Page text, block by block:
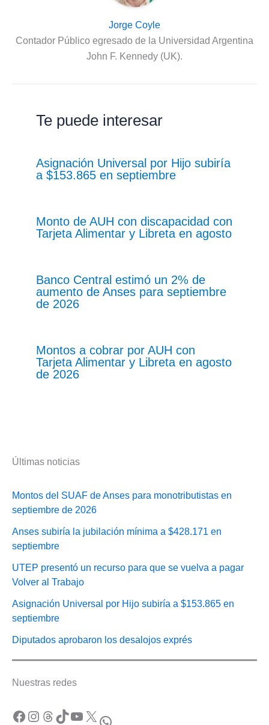
Jorge Coyle
Contador Público egresado de la Universidad Argentina
John F. Kennedy (UK).
Te puede interesar
Asignación Universal por Hijo subiría
a $153.865 en septiembre
Monto de AUH con discapacidad con
Tarjeta Alimentar y Libreta en agosto
Banco Central estimó un 2% de
aumento de Anses para septiembre
de 2026
Montos a cobrar por AUH con
Tarjeta Alimentar y Libreta en agosto
de 2026
Últimas noticias
Montos del SUAF de Anses para monotributistas en
septiembre de 2026
Anses subiría la jubilación mínima a $428.171 en
septiembre
UTEP presentó un recurso para que se vuelva a pagar
Volver al Trabajo
Asignación Universal por Hijo subiría a $153.865 en
septiembre
Diputados aprobaron los desalojos exprés
Nuestras redes
Facebook Instagram Threads TikTok YouTube X WhatsApp